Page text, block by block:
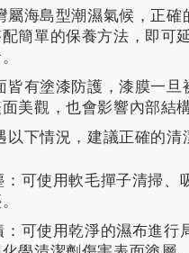
屬海島型潮濕氣候，正確
簡單的保養方法，即可
皆有塗漆防護，漆膜一旦
美觀，也會影響內部結構
以下情況，建議正確的清
：可使用軟毛撣子清掃、
：可使用乾淨的濕布進行